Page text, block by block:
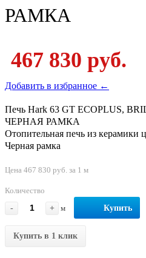
РАМКА
467 830 руб.
Добавить в избранное ←
Печь Hark 63 GT ECOPLUS,
ЧЕРНАЯ РАМКА
Отопительная печь из керамики
Черная рамка
Цена 467 830 руб. за 1 м
Количество
-
+ м Купить
Купить в 1 клик